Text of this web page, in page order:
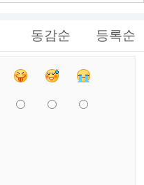
동감순 등록순